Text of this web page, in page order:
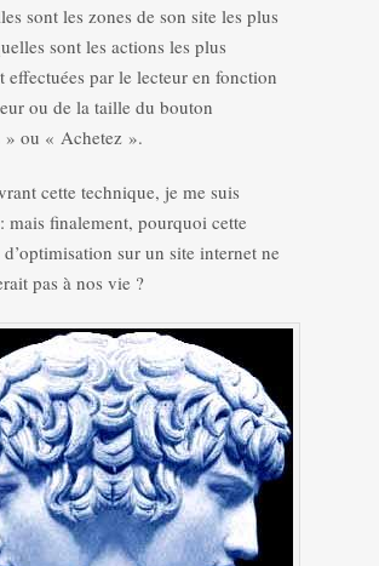
sont les zones de son site les plus
sont les actions les plus
effectuées par le lecteur en fonction
ou de la taille du bouton
ou « Achetez ».
cette technique, je me suis
mais finalement, pourquoi cette
sur un site internet ne
pas à nos vie ?